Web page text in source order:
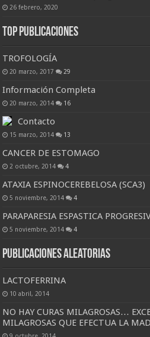
26 febrero, 2020
Top Publicaciones
TROFOLOGÍA
20 marzo, 2017 29
Información Completa
20 marzo, 2014 16
Contacto
15 marzo, 2014 13
CANCER DE ESTOMAGO
2 octubre, 2014 4
ATAXIA ESPINOCEREBELOSA (SCA3)
5 noviembre, 2014 4
PARAPARESIA ESPASTICA
5 noviembre, 2014 4
Publicaciones Aleatorias
LACTOFERRINA
10 abril, 2014
NO HAY CURAS MILAGROSAS…
MILAGROSAS QUE EFECTUA LA
9 octubre, 2014